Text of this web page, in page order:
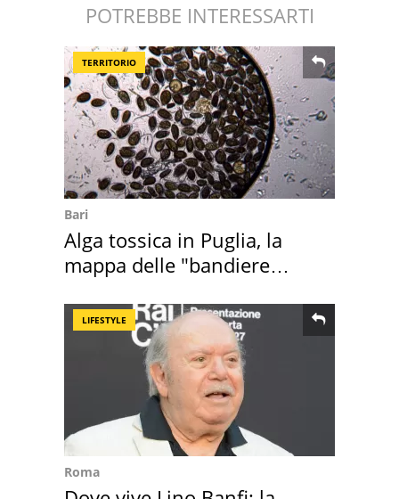
POTREBBE INTERESSARTI
TERRITORIO
Bari
Alga tossica in Puglia, la
mappa delle "bandiere
LIFESTYLE
Roma